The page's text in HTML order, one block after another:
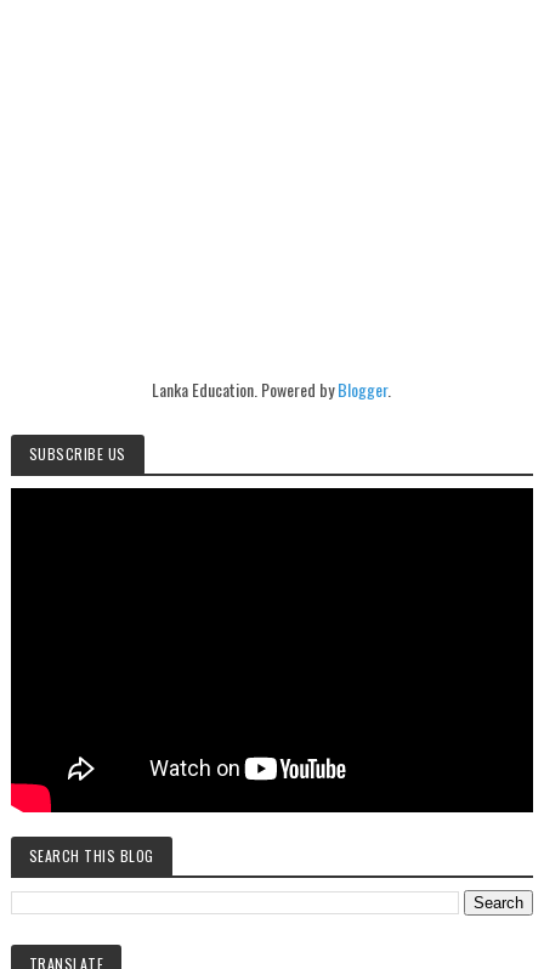
Lanka Education. Powered byBlogger.
SUBSCRIBE US
SEARCH THIS BLOG
TRANSLATE